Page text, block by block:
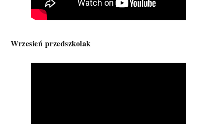
Wrzesień przedszkolak